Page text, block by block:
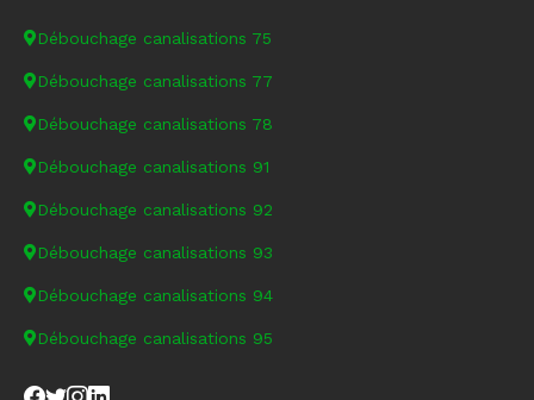
Débouchage canalisations 75
Débouchage canalisations 77
Débouchage canalisations 78
Débouchage canalisations 91
Débouchage canalisations 92
Débouchage canalisations 93
Débouchage canalisations 94
Débouchage canalisations 95